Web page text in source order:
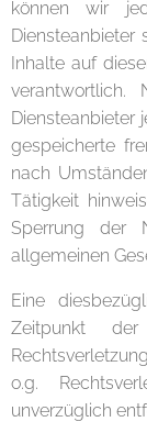
können wir
Diensteanbieter
Inhalte auf
Diensteanbieter
gespeicherte
nach
Tätigkeit
Sperrung der
allgemeinen
Eine
Zeitpunkt der
o.g.
unverzüglich